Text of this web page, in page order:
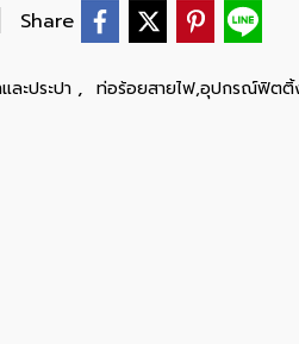
Share
ะประปา , ท่อร้อยสายไฟ,อุปกรณ์ฟิตติ้